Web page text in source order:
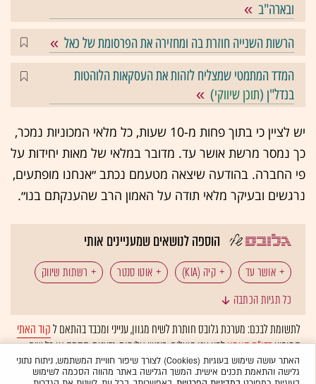
ובארה"ב
הרשות השנייה חוזרת בה ומחזירה את הפרסומת של כאל
המדד המתמטי שמצליח לזהות את העסקאות הלוהטות
בנדל"ן (תוכן שיווקי)
יש לציין כי בתוך פחות מ-10 שעות, כל מלאי המכוניות נמכר,
כך נמסר מרשת אושר עד. מדובר במלאי של מאות יחידות על
פי החברה. בהודעה שיצאה מטעמם נכתב ״אנחנו מופתעים,
נרגשים ובעיקר מלאי תודה על האמון הרב שהענקתם בנו״.
הוספה לנושאים שמעניינים אותי
אושר עד קיה (KIA) אוטו סנטר רשתות שיווק
כל תגיות הכתבה
לתשומת לבכם: מערכת גלובס חותרת לשיח מגוון, ענייני ומכבד בהתאם לקוד האתי
המופיעבדו"ח האמוןלפיו אנו פועלים. ביטויי אלימות, גזענות, הסתה או כל שיח
בלתי הולם אחר מסוננים בצורהאוטומטיתולא יפורסמו באתר.
האתר עושה שימוש בעוגיות (Cookies) לצורך שיפור חוויית המשתמש, ניתוח נתוני
גלישה והתאמת תכנים אישית. המשך הגלישה באתר מהווה הסכמה לשימוש